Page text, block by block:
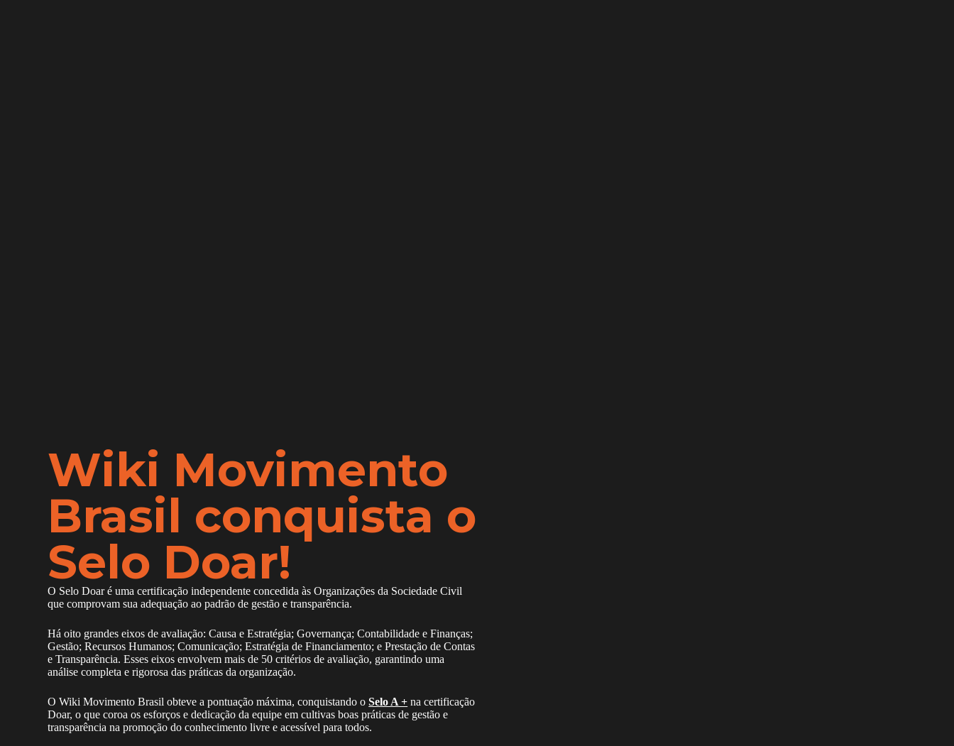
Wiki Movimento
Brasil conquista o
Selo Doar!
O Selo Doar é uma certificação independente concedida às Organizações da Sociedade Civil
que comprovam sua adequação ao padrão de gestão e transparência.
Há oito grandes eixos de avaliação: Causa e Estratégia; Governança; Contabilidade e Finanças;
Gestão; Recursos Humanos; Comunicação; Estratégia de Financiamento; e Prestação de Contas
e Transparência. Esses eixos envolvem mais de 50 critérios de avaliação, garantindo uma
análise completa e rigorosa das práticas da organização.
O Wiki Movimento Brasil obteve a pontuação máxima, conquistando oSelo A + na certificação
Doar, o que coroa os esforços e dedicação da equipe em cultivas boas práticas de gestão e
transparência na promoção do conhecimento livre e acessível para todos.